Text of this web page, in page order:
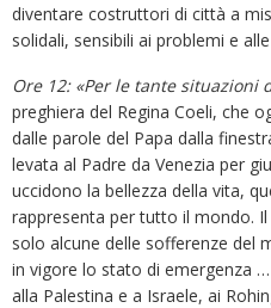
diventare costruttori di città a
solidali, sensibili ai problemi e
Ore 12: «Per le tante situazioni
preghiera del Regina Coeli, che
dalle parole del Papa dalla
levata al Padre da Venezia per
uccidono la bellezza della vita,
rappresenta per tutto il mondo.
solo alcune delle sofferenze del
in vigore lo stato di emergenza
alla Palestina e a Israele, ai